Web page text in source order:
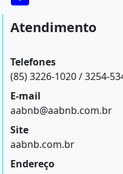
Atendimento
Telefones
(85) 3226-1020 / 3254-
E-mail
aabnb@aabnb.com.br
Site
aabnb.com.br
Endereço